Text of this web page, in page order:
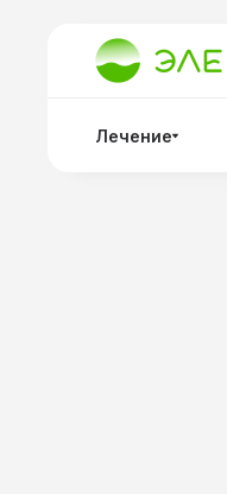
Лечение